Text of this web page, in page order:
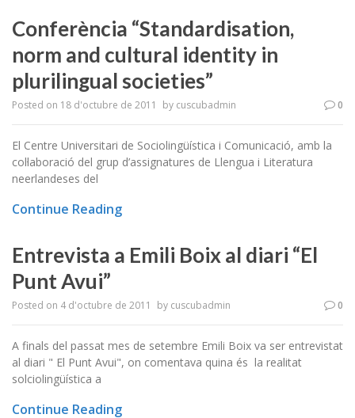
Conferència “Standardisation,
norm and cultural identity in
plurilingual societies”
Posted on 18 d'octubre de 2011 by cuscubadmin 0
El Centre Universitari de Sociolingüística i Comunicació, amb la
col·laboració del grup d’assignatures de Llengua i Literatura
neerlandeses del
Continue Reading
Entrevista a Emili Boix al diari “El
Punt Avui”
Posted on 4 d'octubre de 2011 by cuscubadmin 0
A finals del passat mes de setembre Emili Boix va ser entrevistat
al diari " El Punt Avui", on comentava quina és la realitat
solciolingüística a
Continue Reading